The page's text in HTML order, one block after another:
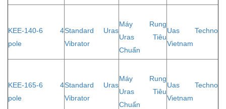
KEE-140-6 4
pole
Standard Uras
Vibrator
Máy Rung
Uras Tiêu
Chuẩn
Uas Techno
Vietnam
KEE-165-6 4
pole
Standard Uras
Vibrator
Máy Rung
Uras Tiêu
Chuẩn
Uas Techno
Vietnam